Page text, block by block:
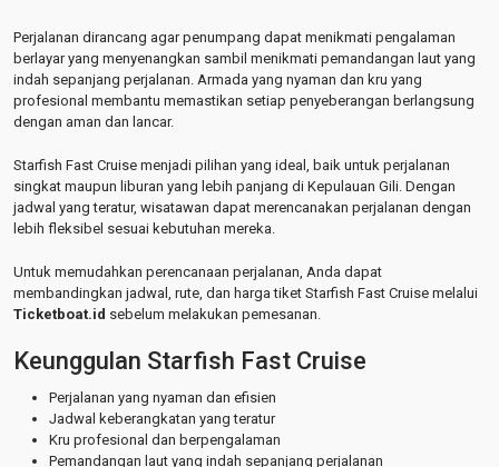
Perjalanan dirancang agar penumpang dapat menikmati pengalaman
berlayar yang menyenangkan sambil menikmati pemandangan laut yang
indah sepanjang perjalanan. Armada yang nyaman dan kru yang
profesional membantu memastikan setiap penyeberangan berlangsung
dengan aman dan lancar.
Starfish Fast Cruise menjadi pilihan yang ideal, baik untuk perjalanan
singkat maupun liburan yang lebih panjang di Kepulauan Gili. Dengan
jadwal yang teratur, wisatawan dapat merencanakan perjalanan dengan
lebih fleksibel sesuai kebutuhan mereka.
Untuk memudahkan perencanaan perjalanan, Anda dapat
membandingkan jadwal, rute, dan harga tiket Starfish Fast Cruise melalui
Ticketboat.id sebelum melakukan pemesanan.
Keunggulan Starfish Fast Cruise
Perjalanan yang nyaman dan efisien
Jadwal keberangkatan yang teratur
Kru profesional dan berpengalaman
Pemandangan laut yang indah sepanjang perjalanan